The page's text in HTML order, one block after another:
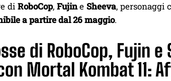
di RoboCop, FujineSheeva, personaggi
a partire dal 26 maggio.
di RoboCop, Fujin e
Mortal Kombat 11: